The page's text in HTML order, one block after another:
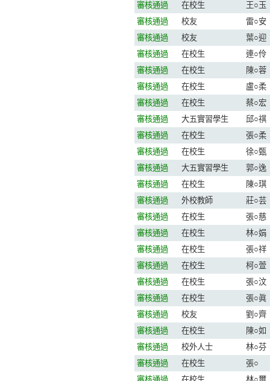
審核通過
在校生
王○玉
審核通過
校友
雷○安
審核通過
校友
葉○迎
審核通過
在校生
連○伶
審核通過
在校生
陳○蓉
審核通過
在校生
盧○柔
審核通過
在校生
蔡○宏
審核通過
大五實習學生
邱○祺
審核通過
在校生
張○柔
審核通過
在校生
徐○甄
審核通過
大五實習學生
郭○逸
審核通過
在校生
陳○琪
審核通過
外校教師
莊○芸
審核通過
在校生
張○慈
審核通過
在校生
林○娟
審核通過
在校生
張○祥
審核通過
在校生
柯○萱
審核通過
在校生
張○汶
審核通過
在校生
張○眞
審核通過
校友
劉○齊
審核通過
在校生
陳○如
審核通過
校外人士
林○芬
審核通過
在校生
張○